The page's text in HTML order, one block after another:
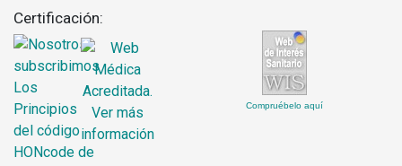
Certificación:
Compruébelo aquí